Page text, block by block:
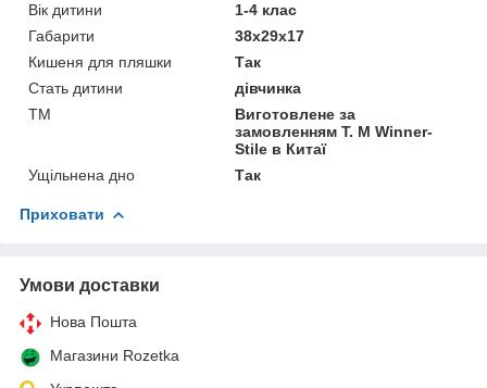
Вік дитини
1-4 клас
Габарити
38х29х17
Кишеня для пляшки
Так
Стать дитини
дівчинка
ТМ
Виготовлене за
замовленням Т. М Winner-
Stile в Китаї
Ущільнена дно
Так
Приховати
Умови доставки
Нова Пошта
Магазини Rozetka